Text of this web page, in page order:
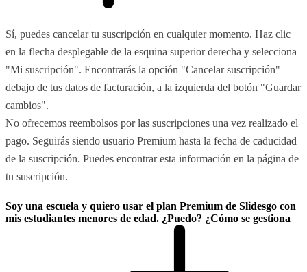
Sí, puedes cancelar tu suscripción en cualquier momento. Haz clic
en la flecha desplegable de la esquina superior derecha y selecciona
"Mi suscripción". Encontrarás la opción "Cancelar suscripción"
debajo de tus datos de facturación, a la izquierda del botón "Guardar
cambios".
No ofrecemos reembolsos por las suscripciones una vez realizado el
pago. Seguirás siendo usuario Premium hasta la fecha de caducidad
de la suscripción. Puedes encontrar esta información en la página de
tu suscripción.
Soy una escuela y quiero usar el plan Premium de Slidesgo con
mis estudiantes menores de edad. ¿Puedo? ¿Cómo se gestiona